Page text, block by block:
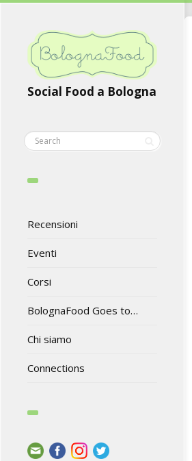
Social Food a Bologna
Recensioni
Eventi
Corsi
BolognaFood Goes to…
Chi siamo
Connections